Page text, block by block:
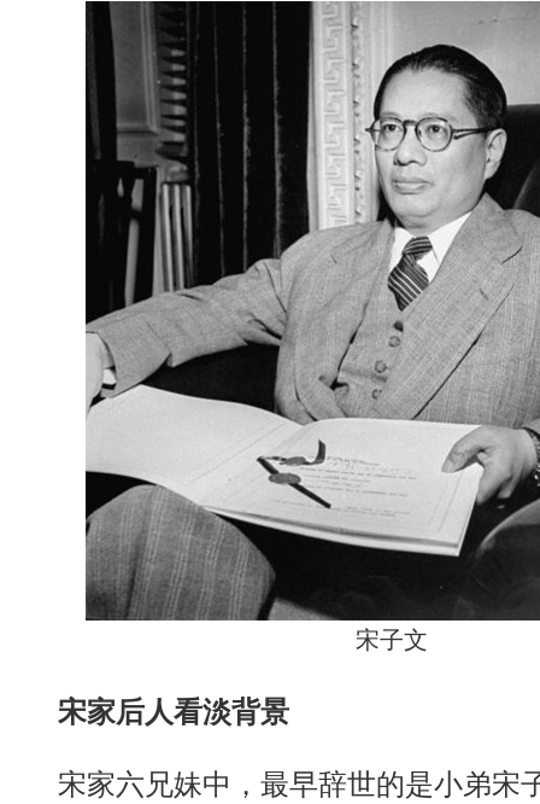
宋子文
宋家后人看淡背景
宋家六兄妹中，最早辞世的是小弟宋